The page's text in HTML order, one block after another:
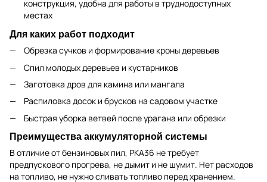
конструкция, удобна для работы в труднодоступных
местах
Для каких работ подходит
Обрезка сучков и формирование кроны деревьев
Спил молодых деревьев и кустарников
Заготовка дров для камина или мангала
Распиловка досок и брусков на садовом участке
Быстрая уборка ветвей после урагана или обрезки
Преимущества аккумуляторной системы
В отличие от бензиновых пил, PKA36 не требует
предпускового прогрева, не дымит и не шумит. Нет расходов
на топливо, не нужно сливать топливо перед хранением.